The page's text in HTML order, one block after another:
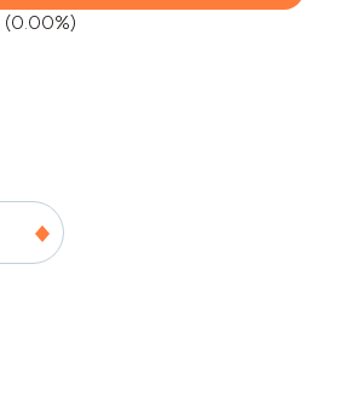
(0.00%)